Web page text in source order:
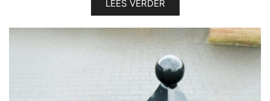
LEES VERDER